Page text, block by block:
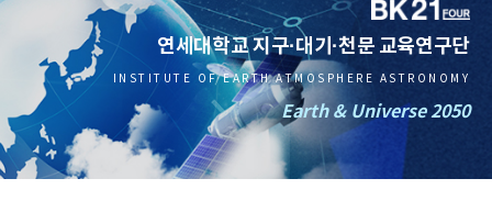
연세대학교 지구·대기·천문 교육연구단
INSTITUTE OF EARTH ATMOSPHERE ASTRONOMY
Earth & Universe 2050